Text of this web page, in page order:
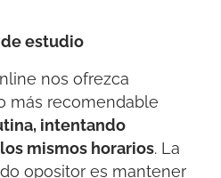
estudio
nos ofrezca
más recomendable
intentando
mismos horarios. La
opositor es mantener